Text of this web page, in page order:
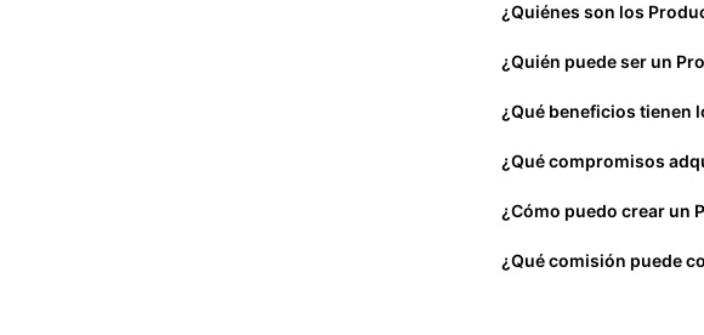
¿Quiénes son los
¿Quién puede ser un
¿Qué beneficios tienen
¿Qué compromisos
¿Cómo puedo crear un
¿Qué comisión puede